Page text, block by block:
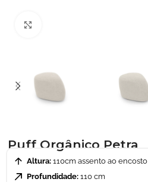
Puff Orgânico Petra
Altura: 110cm assento ao encosto
Profundidade: 110 cm